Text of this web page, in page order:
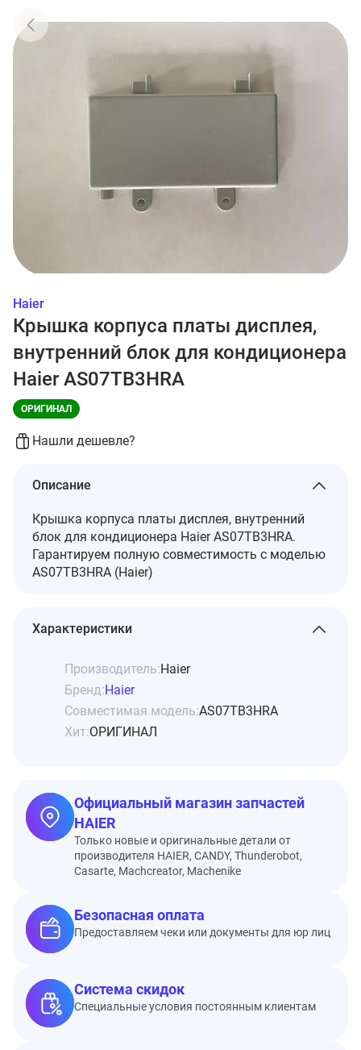
Haier
Крышка корпуса платы дисплея,
внутренний блок для кондиционера
Haier AS07TB3HRA
ОРИГИНАЛ
Нашли дешевле?
Описание
Крышка корпуса платы дисплея, внутренний
блок для кондиционера Haier AS07TB3HRA.
Гарантируем полную совместимость с моделью
AS07TB3HRA (Haier)
Характеристики
Производитель:Haier
Бренд:Haier
Совместимая модель:AS07TB3HRA
Хит:ОРИГИНАЛ
Официальный магазин запчастей
HAIER
Только новые и оригинальные детали от
производителя HAIER, CANDY, Thunderobot,
Casarte, Machcreator, Machenike
Безопасная оплата
Предоставляем чеки или документы для юр лиц
Система скидок
Специальные условия постоянным клиентам